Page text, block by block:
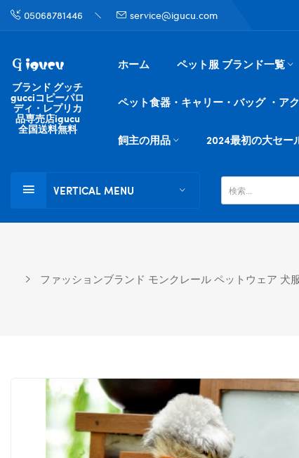
05068781446 service@igucu.com
ブランド グッチ
gucciコピーパロ
ディ・レプリカ
品専売店igucu
全国送料無料
ホーム ペット服 ブランド一覧
ペット食器・キャリー・バッグ ・ア
飼主の用品 2024最初の大セー
VERTICAL MENU
ファッションブランド モンクレール ペットウェア